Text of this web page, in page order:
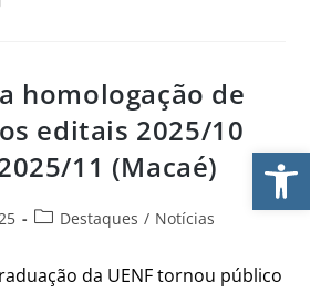
homologação de
editais 2025/10
11 (Macaé)
Destaques / Notícias
da UENF tornou público